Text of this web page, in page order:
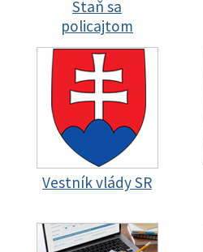
Staň sa
policajtom
Vestník vlády SR